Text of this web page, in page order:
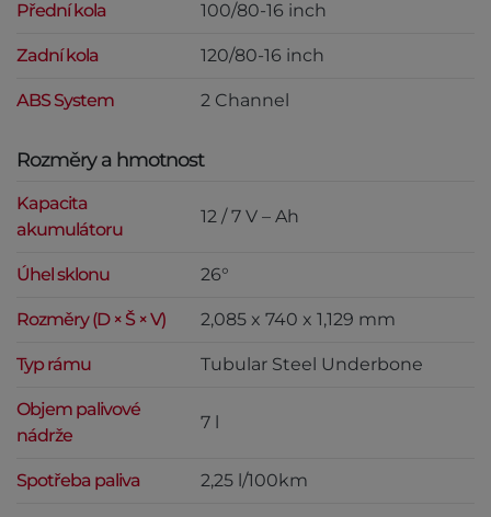
Přední kola 100/80-16 inch
Zadní kola 120/80-16 inch
ABS System 2 Channel
Rozměry a hmotnost
Kapacita
akumulátoru
12 / 7 V – Ah
Úhel sklonu 26°
Rozměry (D × Š × V) 2,085 x 740 x 1,129 mm
Typ rámu Tubular Steel Underbone
Objem palivové
nádrže
7 l
Spotřeba paliva 2,25 l/100km